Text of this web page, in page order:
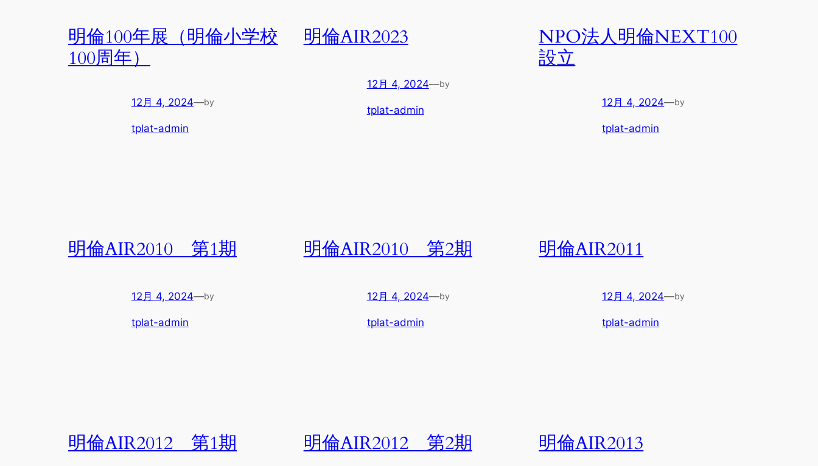
明倫100年展（明倫小学校
100周年）
12月 4, 2024—by
tplat-admin
明倫AIR2023
12月 4, 2024—by
tplat-admin
NPO法人明倫NEXT100
設立
12月 4, 2024—by
tplat-admin
明倫AIR2010 第1期
12月 4, 2024—by
tplat-admin
明倫AIR2010 第2期
12月 4, 2024—by
tplat-admin
明倫AIR2011
12月 4, 2024—by
tplat-admin
明倫AIR2012 第1期 明倫AIR2012 第2期 明倫AIR2013